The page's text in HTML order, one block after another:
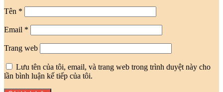
Tên *
Email *
Trang web
Lưu tên của tôi, email, và trang web trong trình duyệt này cho
lần bình luận kế tiếp của tôi.